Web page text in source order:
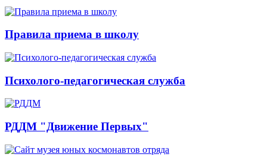
Правила приема в школу
Психолого-педагогическая служба
РДДМ "Движение Первых"